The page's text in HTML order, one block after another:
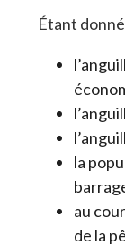
Étant
la
au
de la